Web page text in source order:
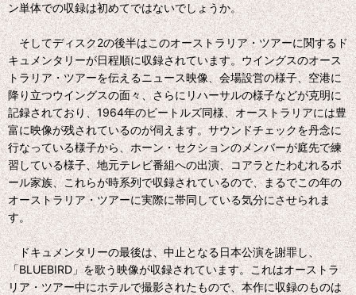
ン単体での収録は初めてではないでしょうか。
そしてディスク2の後半はこのオーストラリア・ツアーに関するド
キュメンタリーが日程順に収録されています。ウイングスのオース
トラリア・ツアーを伝えるニュース映像、会場設営の様子、空港に
降り立つウイングスの面々、さらにリハーサルの様子などが克明に
記録されており、1964年のビートルズ同様、オーストラリアには豊
富に映像が残されているのが伺えます。サウンドチェックを丹念に
行なっている様子から、ホーン・セクションのメンバーが庭先で練
習している様子、地元テレビ番組への出演、コアラとたわむれるポ
ール家族、これらが時系列で収録されているので、まるでこの年の
オーストラリア・ツアーに実際に帯同している気分にさせられま
す。
ドキュメンタリーの最後は、中止となる日本公演を謝罪し、
「BLUEBIRD」を歌う映像が収録されています。これはオーストラ
リア・ツアー中にホテルで撮影されたもので、本作に収録のものは